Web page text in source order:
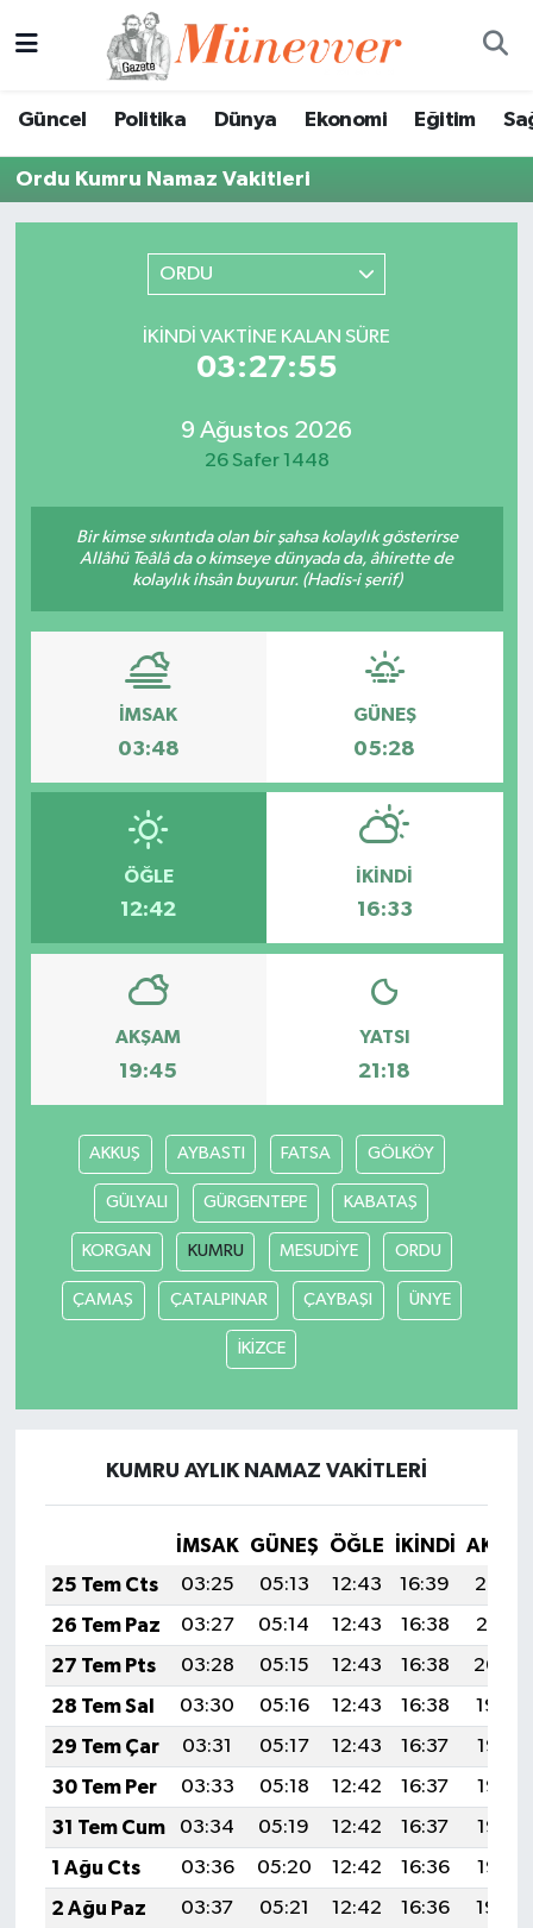
Güncel Politika Dünya Ekonomi Eğitim
Ordu Kumru Namaz Vakitleri
ORDU
İKINDI VAKTINE KALAN SÜRE
03:27:55
9 Ağustos 2026
26 Safer 1448
Bir kimse sıkıntıda olan bir şahsa kolaylık gösterirse
Allâhü Teâlâ da o kimseye dünyada da, âhirette de
kolaylık ihsân buyurur. (Hadis-i şerif)
İMSAK
03:48
GÜNEŞ
05:28
ÖĞLE
12:42
İKINDI
16:33
AKŞAM
19:45
YATSI
21:18
AKKUŞ AYBASTI FATSA GÖLKÖY
GÜLYALI GÜRGENTEPE KABATAŞ
KORGAN KUMRU MESUDİYE ORDU
ÇAMAŞ ÇATALPINAR ÇAYBAŞI ÜNYE
İKİZCE
KUMRU AYLIK NAMAZ VAKITLERI
İMSAK GÜNEŞ ÖĞLE İKINDI
25 Tem Cts
03:25 05:13 12:43 16:39
20:02
26 Tem Paz
03:27 05:14 12:43 16:38
20:01
27 Tem Pts
03:28 05:15 12:43 16:38
20:00
28 Tem Sal
03:30 05:16 12:43 16:38
19:59
29 Tem Çar
03:31 05:17 12:43 16:37
19:58
30 Tem Per
03:33 05:18 12:42 16:37
19:57
31 Tem Cum
03:34 05:19 12:42 16:37
19:56
1 Ağu Cts
03:36 05:20 12:42 16:36
19:55
2 Ağu Paz
03:37 05:21 12:42 16:36
19:54
Süper Lig Puan Durumu ve Fikstür
Tüm Manşetler